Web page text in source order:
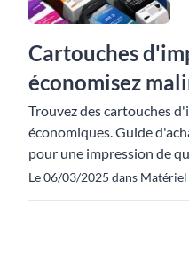
Cartouches
économisez
Trouvez des cartouches
économiques. Guide
pour une impression de
Le 06/03/2025 dans